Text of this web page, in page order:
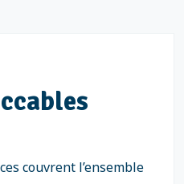
couvrent l’ensemble